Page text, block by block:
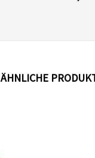
ÄHNLICHE